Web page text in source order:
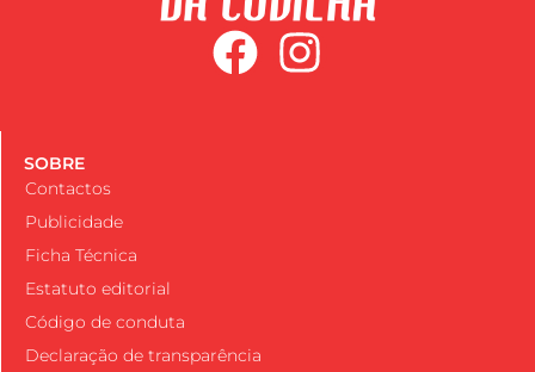
SOBRE
Contactos
Publicidade
Ficha Técnica
Estatuto editorial
Código de conduta
Declaração de transparência